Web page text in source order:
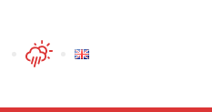
TwitterFacebook
Threads
Instagram